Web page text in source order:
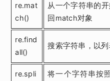
re.mat
ch()
从一个字符串的
回match对象
re.find
all()
搜索字符串，以
re.spli
将一个字符串按